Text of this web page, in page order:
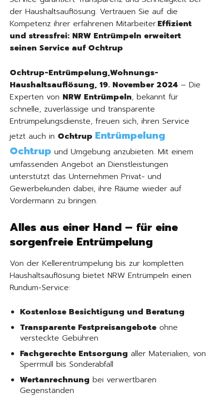
der Haushaltsauflösung. Vertrauen Sie auf die
Kompetenz ihrer erfahrenen Mitarbeiter.Effizient
und stressfrei: NRW Entrümpeln erweitert
seinen Service auf Ochtrup
Ochtrup-Entrümpelung,Wohnungs-
Haushaltsauflösung, 19. November 2024 – Die
Experten von NRW Entrümpeln, bekannt für
schnelle, zuverlässige und transparente
Entrümpelungsdienste, freuen sich, ihren Service
jetzt auch in Ochtrup Entrümpelung
Ochtrup und Umgebung anzubieten. Mit einem
umfassenden Angebot an Dienstleistungen
unterstützt das Unternehmen Privat- und
Gewerbekunden dabei, ihre Räume wieder auf
Vordermann zu bringen.
Alles aus einer Hand – für eine
sorgenfreie Entrümpelung
Von der Kellerentrümpelung bis zur kompletten
Haushaltsauflösung bietet NRW Entrümpeln einen
Rundum-Service:
Kostenlose Besichtigung und Beratung
Transparente Festpreisangebote ohne
versteckte Gebühren
Fachgerechte Entsorgung aller Materialien, von
Sperrmüll bis Sonderabfall
Wertanrechnung bei verwertbaren
Gegenständen